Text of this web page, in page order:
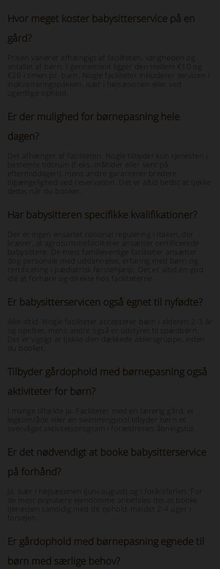
Hvor meget koster babysitterservice på en
gård?
Prisen varierer afhængigt af faciliteten, varigheden og
antallet af børn. I gennemsnit ligger den mellem €10 og
€20 i timen pr. barn. Nogle faciliteter inkluderer servicen i
indkvarteringspakken, især i højsæsonen eller ved
ugentlige ophold.
Er der mulighed for børnepasning hele
dagen?
Det afhænger af faciliteten. Nogle tilbyder kun tjenesten i
bestemte tidsrum (f.eks. måltider eller sent på
eftermiddagen), mens andre garanterer bredere
tilgængelighed ved reservation. Det er altid bedst at tjekke
dette, når du booker.
Har babysitteren specifikke kvalifikationer?
Der er ingen ensartet national regulering i Italien, der
kræver, at agroturismefaciliteter ansætter certificerede
babysittere. De mest familievenlige faciliteter ansætter
dog personale med uddannelse, erfaring med børn og
certificering i pædiatrisk førstehjælp. Det er altid en god
idé at forhøre sig direkte hos faciliteterne.
Er babysitterservicen også egnet til nyfødte?
Ikke altid. Nogle faciliteter accepterer børn i alderen 2-3 år
og opefter, mens andre også er udstyret til spædbørn.
Det er vigtigt at tjekke den dækkede aldersgruppe, inden
du booker.
Tilbyder gårdophold med børnepasning også
aktiviteter for børn?
I mange tilfælde ja. Faciliteter med en lærerig gård, et
legeområde eller en swimmingpool tilbyder børn et
overvåget aktivitetsprogram i forældrenes åbningstid.
Er det nødvendigt at booke babysitterservice
på forhånd?
Ja, især i højsæsonen (juni-august) og i forårsferien. For
de mest populære ejendomme anbefales det at booke
tjenesten samtidig med dit ophold, mindst 2-4 uger i
forvejen.
Er gårdophold med børnepasning egnede til
børn med særlige behov?